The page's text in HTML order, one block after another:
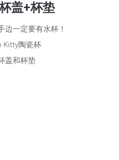
盖+杯垫
边一定要有水杯！
Kitty陶瓷杯
盖和杯垫